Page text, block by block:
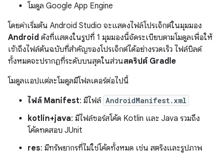
โมดูล Google App Engine
โดยค่าเริ่มต้น Android Studio จะแสดงไฟล์โปรเจ็กต์ในมุมมอง
Android ดังที่แสดงในรูปที่ 1 มุมมองนี้จัดระเบียบตามโมดูลเพื่อให้
เข้าถึงไฟล์ต้นฉบับที่สำคัญของโปรเจ็กต์ได้อย่างรวดเร็ว ไฟล์บิลด์
ทั้งหมดจะปรากฏที่ระดับบนสุดในส่วนสคริปต์ Gradle
โมดูลแอปแต่ละโมดูลมีโฟลเดอร์ต่อไปนี้
ไฟล์ Manifest: มีไฟล์ AndroidManifest.xml
kotlin+java: มีไฟล์ซอร์สโค้ด Kotlin และ Java รวมถึง
โค้ดทดสอบ JUnit
res: มีทรัพยากรที่ไม่ใช่โค้ดทั้งหมด เช่น สตริงและรูปภาพ